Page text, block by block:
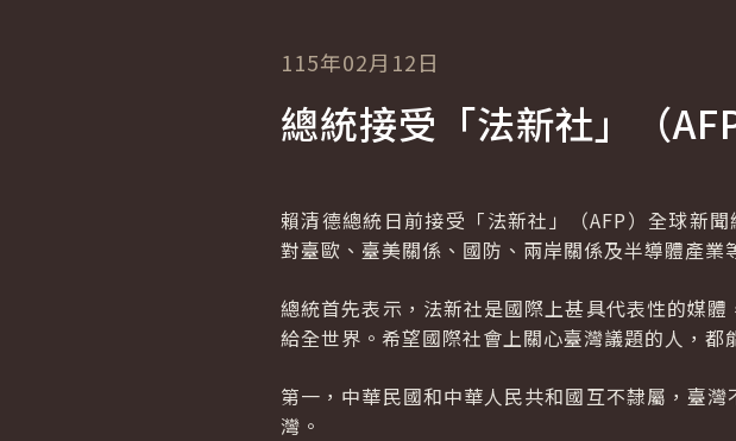
115年02月12日
總統接受「法新社」（
賴清德總統日前接受「法新社」（AFP）全球新聞
對臺歐、臺美關係、國防、兩岸關係及半導體產
總統首先表示，法新社是國際上甚具代表性的媒
給全世界。希望國際社會上關心臺灣議題的人，都
第一，中華民國和中華人民共和國互不隸屬，臺
灣。